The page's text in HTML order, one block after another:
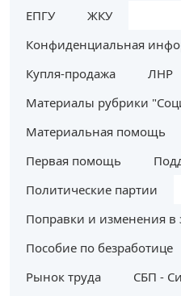
ЕПГУ
ЖКУ
Конфиденциальная
Купля-продажа
ЛНР
Материалы рубрики
Материальная помощь
Первая помощь
Политические партии
Поправки и изменения в
Пособие по безработице
Рынок труда
СБП -